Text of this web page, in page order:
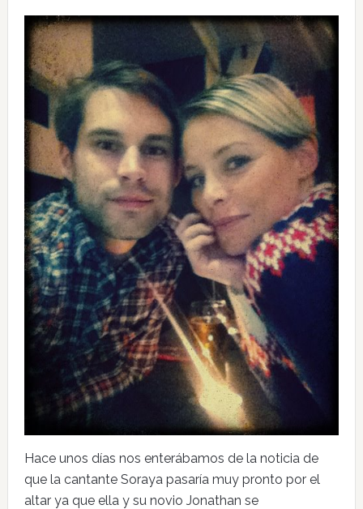
Hace unos días nos enterábamos de la noticia de
que la cantante Soraya pasaría muy pronto por el
altar ya que ella y su novio Jonathan se